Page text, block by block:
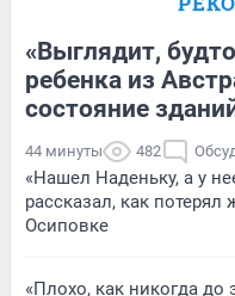
«Выглядит,
ребенка из
состояние
44 минуты 482
«Нашел Наденьку, а у
рассказал, как
Осиповке
«Плохо, как никогда до